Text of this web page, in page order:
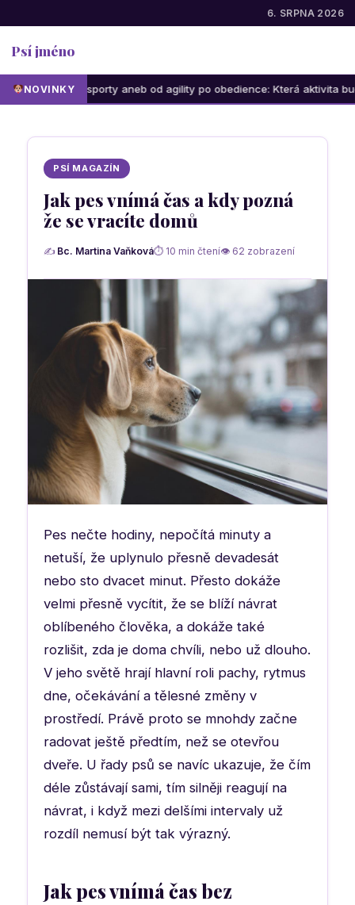
6. SRPNA 2026
Psí jméno
NOVINKY
aneb od agility po obedience: Která aktivita bude bavit vás i
PSÍ MAGAZÍN
Jak pes vnímá čas a kdy pozná
že se vracíte domů
✍ Bc. Martina Vaňková⏱ 10 min čtení👁 62 zobrazení
Pes nečte hodiny, nepočítá minuty a
netuší, že uplynulo přesně devadesát
nebo sto dvacet minut. Přesto dokáže
velmi přesně vycítit, že se blíží návrat
oblíbeného člověka, a dokáže také
rozlišit, zda je doma chvíli, nebo už dlouho.
V jeho světě hrají hlavní roli pachy, rytmus
dne, očekávání a tělesné změny v
prostředí. Právě proto se mnohdy začne
radovat ještě předtím, než se otevřou
dveře. U řady psů se navíc ukazuje, že čím
déle zůstávají sami, tím silněji reagují na
návrat, i když mezi delšími intervaly už
rozdíl nemusí být tak výrazný.
Jak pes vnímá čas bez